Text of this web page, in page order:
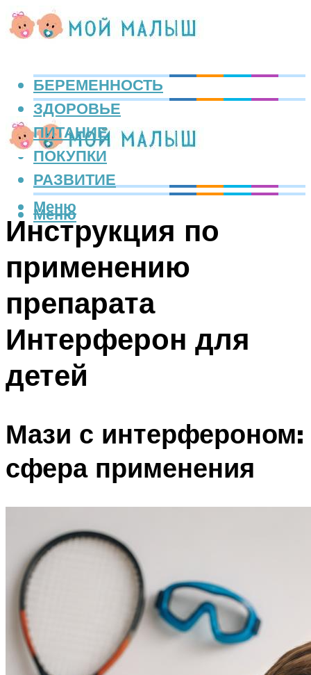
БЕРЕМЕННОСТЬ
ЗДОРОВЬЕ
ПИТАНИЕ
ПОКУПКИ
РАЗВИТИЕ
Меню
Меню
Инструкция по
применению
препарата
Интерферон для
детей
Мази с интерфероном:
сфера применения